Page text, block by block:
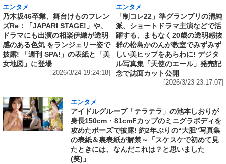
エンタメ
乃木坂46卒業、舞台けものフレン
ズRe：「JAPARI STAGE!」や、
ドラマにも出演の相楽伊織が透明
感のある色気 をランジェリー姿で
披露! 「週刊 SPA!」の表紙と「美
女地図」に登場
[2026/3/24 19:24:18]
エンタメ
「制コレ22」準グランプリの清純
派、ショートドラマ主演などで活
躍する、まもなく20歳の透明感抜
群の松島かのんが教室でみずみず
しい美ヒップをあらわに! デジタ
ル写真集「天使のエール」発売記
念で誌面カット公開
[2026/3/23 23:17:07]
エンタメ
アイドルグループ「テラテラ」の池本しおりが
身長150cm・81cmFカップのミニグラボディを
攻めたポーズで披露! 約2年ぶりの“大胆”写真集
の表紙＆裏表紙が解禁～「スケスケで初めて見
たときには、なんだこれは？と思いました
(笑)」